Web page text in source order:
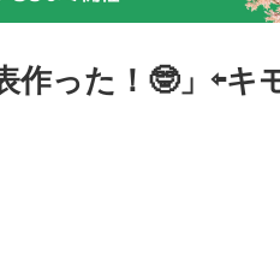
作った！🤓」⇦キ